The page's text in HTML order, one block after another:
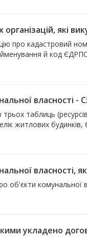
які
про кадастровий
й код
власності
трьох таблиць
житлових будинків,
власності,
об'єкти комунальної
укладено